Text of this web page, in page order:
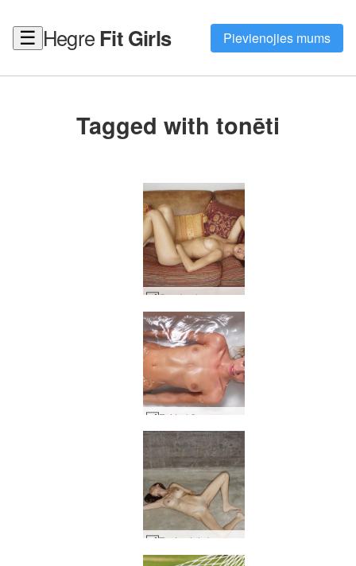
☰ Hegre Fit Girls Pievienojies mums
Tagged with tonēti
Caprice lounge daļa1 #45
Tania ciets ķermenis #34